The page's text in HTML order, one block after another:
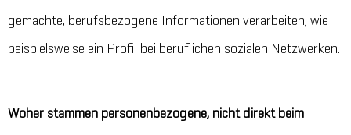
gemachte, berufsbezogene Informationen verarbeiten, wie
beispielsweise ein Profil bei beruflichen sozialen Netzwerken.
Woher stammen personenbezogene, nicht direkt beim